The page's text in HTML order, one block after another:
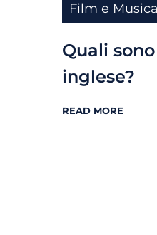
Film e Musica
Quali
inglese?
READ MORE